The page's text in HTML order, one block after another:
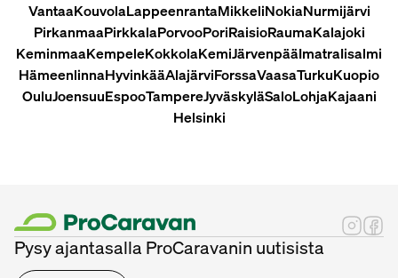
VantaaKouvolaLappeenrantaMikkeliNokiaNurmijärvi
PirkanmaaPirkkalaPorvooPoriRaisioRaumaKalajoki
KeminmaaKempeleKokkolaKemiJärvenpääImatraIisalmi
HämeenlinnaHyvinkääAlajärviForssaVaasaTurkuKuopio
OuluJoensuuEspooTampereJyväskyläSaloLohjaKajaani
Helsinki
Pysy ajantasalla ProCaravanin uutisista